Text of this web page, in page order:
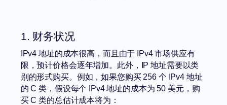
1. 财务状况
IPv4 地址的成本很高，而且由于 IPv4 市场供应有
限，预计价格会逐年增加。此外，IP 地址需要以类
别的形式购买。例如，如果您购买 256 个 IPv4 地址
的 C 类，假设每个 IPv4 地址的成本为 50 美元，购
买 C 类的总估计成本将为：